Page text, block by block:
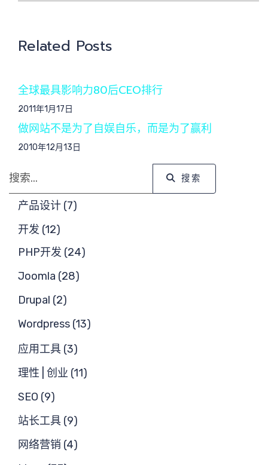
Related Posts
全球最具影响力80后CEO排行
2011年1月17日
做网站不是为了自娱自乐，而是为了赢利
2010年12月13日
搜索
搜索
产品设计 (7)
开发 (12)
PHP开发 (24)
Joomla (28)
Drupal (2)
Wordpress (13)
应用工具 (3)
理性 | 创业 (11)
SEO (9)
站长工具 (9)
网络营销 (4)